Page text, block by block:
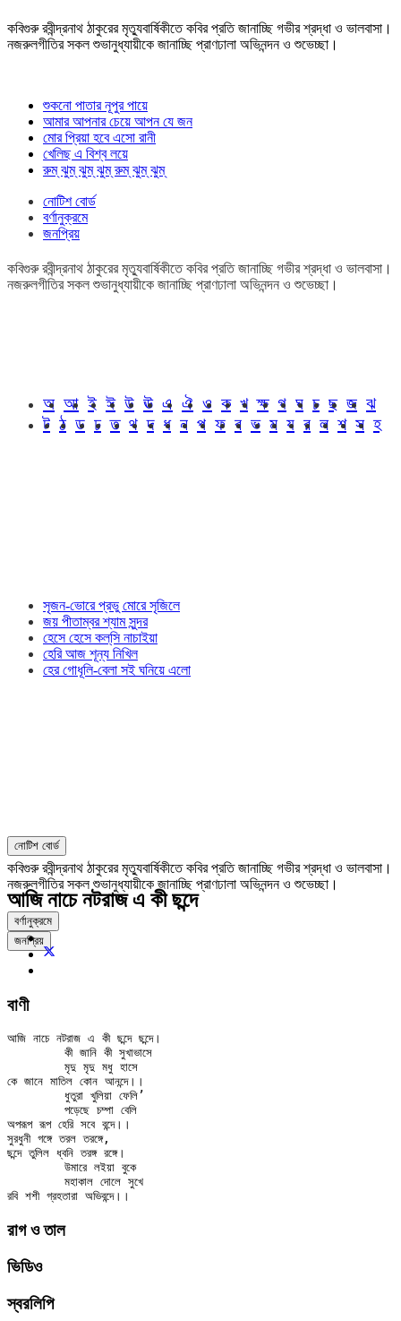
কবিগুরু রবীন্দ্রনাথ ঠাকুরের মৃত্যুবার্ষিকীতে কবির প্রতি জানাচ্ছি গভীর শ্রদ্ধা ও ভালবাসা।
নজরুলগীতির সকল শুভানুধ্যায়ীকে জানাচ্ছি প্রাণঢালা অভিনন্দন ও শুভেচ্ছা।
শুকনো পাতার নূপুর পায়ে
আমার আপনার চেয়ে আপন যে জন
মোর প্রিয়া হবে এসো রানী
খেলিছ এ বিশ্ব লয়ে
রুম্ ঝুম্ ঝুম্ ঝুম্ রুম্ ঝুম্ ঝুম্
নোটিশ বোর্ড
বর্ণানুক্রমে
জনপ্রিয়
কবিগুরু রবীন্দ্রনাথ ঠাকুরের মৃত্যুবার্ষিকীতে কবির প্রতি জানাচ্ছি গভীর শ্রদ্ধা ও ভালবাসা।
নজরুলগীতির সকল শুভানুধ্যায়ীকে জানাচ্ছি প্রাণঢালা অভিনন্দন ও শুভেচ্ছা।
অ আ ই ঈ উ ঊ এ ঐ ও ক খ ক্ষ গ ঘ চ ছ জ ঝ
ট ঠ ড ঢ ত থ দ ধ ন প ফ ব ভ ম য র ল শ স হ
সৃজন-ভোরে প্রভু মোরে সৃজিলে
জয় পীতাম্বর শ্যাম সুন্দর
হেসে হেসে কল্‌সি নাচাইয়া
হেরি আজ শূন্য নিখিল
হের গোধূলি-বেলা সই ঘনিয়ে এলো
নোটিশ বোর্ড
কবিগুরু রবীন্দ্রনাথ ঠাকুরের মৃত্যুবার্ষিকীতে কবির প্রতি জানাচ্ছি গভীর শ্রদ্ধা ও ভালবাসা।
নজরুলগীতির সকল শুভানুধ্যায়ীকে জানাচ্ছি প্রাণঢালা অভিনন্দন ও শুভেচ্ছা।
বর্ণানুক্রমে
জনপ্রিয়
আজি নাচে নটরাজ এ কী ছন্দে
বাণী
আজি নাচে নটরাজ এ কী ছন্দে ছন্দে।
কে জানে মাতিল কোন আনন্দে।।
অপরূপ রূপ হেরি সবে বন্দে।।
সুরধুনী গঙ্গে তরল তরঙ্গে,
ছন্দে তুলিল ধ্বনি তরঙ্গ রঙ্গে।
রাগ ও তাল
ভিডিও
স্বরলিপি